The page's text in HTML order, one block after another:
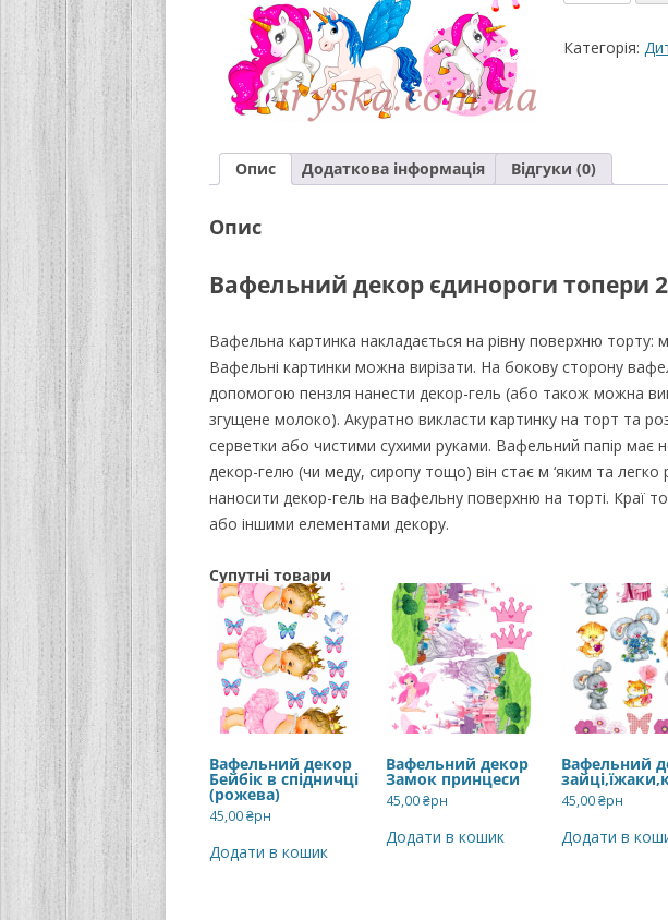
декор
топери
Категорія:
Опис Додаткова інформація Відгуки (0)
Опис
Вафельний декор єдинороги топери 2
Вафельна картинка накладається на рівну поверхню торту:
Вафельні картинки можна вирізати. На бокову сторону
допомогою пензля нанести декор-гель (або також можна
згущене молоко). Акуратно викласти картинку на торт та
серветки або чистими сухими руками. Вафельний папір має
декор-гелю (чи меду, сиропу тощо) він стає м ‘яким та легко
наносити декор-гель на вафельну поверхню на торті. Краї
або іншими елементами декору.
Супутні товари
Вафельний декор
Бейбік в спідничці
(рожева)
45,00₴рн
Додати в кошик
Вафельний декор
Замок принцеси
45,00₴рн
Додати в кошик
Вафельний
45,00₴рн
Додати в